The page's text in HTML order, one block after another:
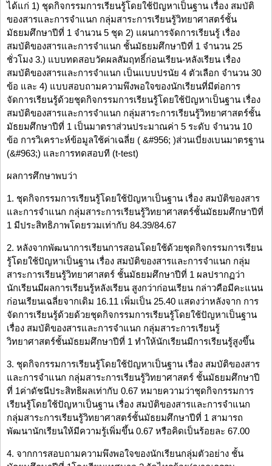
ได้แก่ 1) ชุดกิจกรรมการเรียนรู้โดยใช้ปัญหาเป็นฐาน เรื่อง สมบัติ
ของสารและการจำแนก กลุ่มสาระการเรียนรู้วิทยาศาสตร์ชั้น
มัธยมศึกษาปีที่ 1 จำนวน 5 ชุด 2) แผนการจัดการเรียนรู้ เรื่อง
สมบัติของสารและการจำแนก ชั้นมัธยมศึกษาปีที่ 1 จำนวน 25
ชั่วโมง 3.) แบบทดสอบวัดผลสัมฤทธิ์ก่อนเรียน-หลังเรียน เรื่อง
สมบัติของสารและการจำแนก เป็นแบบปรนัย 4 ตัวเลือก จำนวน 30
ข้อ และ 4) แบบสอบถามความพึงพอใจของนักเรียนที่มีต่อการ
จัดการเรียนรู้ด้วยชุดกิจกรรมการเรียนรู้โดยใช้ปัญหาเป็นฐาน เรื่อง
สมบัติของสารและการจำแนก กลุ่มสาระการเรียนรู้วิทยาศาสตร์ชั้น
มัธยมศึกษาปีที่ 1 เป็นมาตราส่วนประมาณค่า 5 ระดับ จำนวน 10
ข้อ การวิเคราะห์ข้อมูลใช้ค่าเฉลี่ย ( &#956; )ส่วนเบี่ยงเบนมาตรฐาน
(&#963;) และการทดสอบที (t-test)
ผลการศึกษาพบว่า
1. ชุดกิจกรรมการเรียนรู้โดยใช้ปัญหาเป็นฐาน เรื่อง สมบัติของสาร
และการจำแนก กลุ่มสาระการเรียนรู้วิทยาศาสตร์ชั้นมัธยมศึกษาปีที่
1 มีประสิทธิภาพโดยรวมเท่ากับ 84.39/84.67
2. หลังจากพัฒนาการเรียนการสอนโดยใช้ด้วยชุดกิจกรรมการเรียน
รู้โดยใช้ปัญหาเป็นฐาน เรื่อง สมบัติของสารและการจำแนก กลุ่ม
สาระการเรียนรู้วิทยาศาสตร์ ชั้นมัธยมศึกษาปีที่ 1 ผลปรากฏว่า
นักเรียนมีผลการเรียนรู้หลังเรียน สูงกว่าก่อนเรียน กล่าวคือมีคะแนน
ก่อนเรียนเฉลี่ยจากเดิม 16.11 เพิ่มเป็น 25.40 แสดงว่าหลังจาก การ
จัดการเรียนรู้ด้วยด้วยชุดกิจกรรมการเรียนรู้โดยใช้ปัญหาเป็นฐาน
เรื่อง สมบัติของสารและการจำแนก กลุ่มสาระการเรียนรู้
วิทยาศาสตร์ชั้นมัธยมศึกษาปีที่ 1 ทำให้นักเรียนมีการเรียนรู้สูงขึ้น
3. ชุดกิจกรรมการเรียนรู้โดยใช้ปัญหาเป็นฐาน เรื่อง สมบัติของสาร
และการจำแนก กลุ่มสาระการเรียนรู้วิทยาศาสตร์ ชั้นมัธยมศึกษาปี
ที่ 1ค่าดัชนีประสิทธิผลเท่ากับ 0.67 หมายความว่าชุดกิจกรรมการ
เรียนรู้โดยใช้ปัญหาเป็นฐาน เรื่อง สมบัติของสารและการจำแนก
กลุ่มสาระการเรียนรู้วิทยาศาสตร์ชั้นมัธยมศึกษาปีที่ 1 สามารถ
พัฒนานักเรียนให้มีความรู้เพิ่มขึ้น 0.67 หรือคิดเป็นร้อยละ 67.00
4. จากการสอบถามความพึงพอใจของนักเรียนกลุ่มตัวอย่าง ชั้น